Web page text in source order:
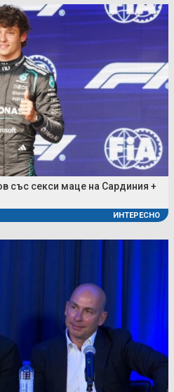
със секси маце на Сардиния +
ИНТЕРЕСНО